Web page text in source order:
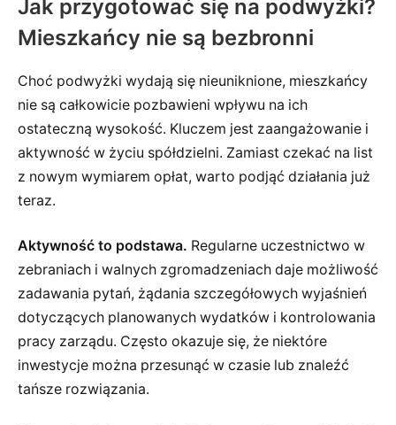
Jak przygotować się na podwyżki?
Mieszkańcy nie są bezbronni
Choć podwyżki wydają się nieuniknione, mieszkańcy
nie są całkowicie pozbawieni wpływu na ich
ostateczną wysokość. Kluczem jest zaangażowanie i
aktywność w życiu spółdzielni. Zamiast czekać na list
z nowym wymiarem opłat, warto podjąć działania już
teraz.
Aktywność to podstawa. Regularne uczestnictwo w
zebraniach i walnych zgromadzeniach daje możliwość
zadawania pytań, żądania szczegółowych wyjaśnień
dotyczących planowanych wydatków i kontrolowania
pracy zarządu. Często okazuje się, że niektóre
inwestycje można przesunąć w czasie lub znaleźć
tańsze rozwiązania.